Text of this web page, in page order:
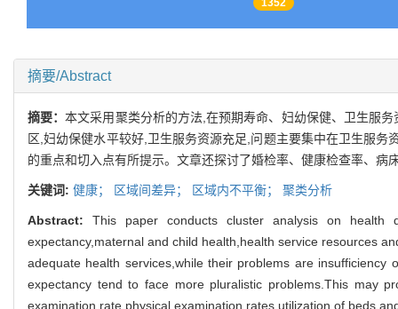
1352
摘要/Abstract
摘要：本文采用聚类分析的方法,在预期寿命、妇幼保健、卫生服
区,妇幼保健水平较好,卫生服务资源充足,问题主要集中在卫生服
的重点和切入点有所提示。文章还探讨了婚检率、健康检查率、病
关键词: 健康； 区域间差异； 区域内不平衡； 聚类分析
Abstract:This paper conducts cluster analysis on health
expectancy,maternal and child health,health service resources
adequate health services,while their problems are
expectancy tend to face more pluralistic problems.This may
examination rate,physical examination rates,utilization of